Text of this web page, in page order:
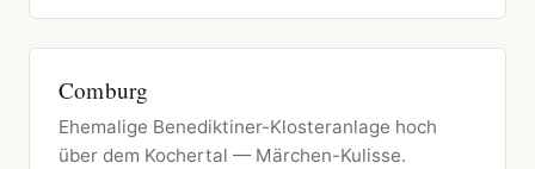
Comburg
Ehemalige Benediktiner-Klosteranlage hoch
über dem Kochertal — Märchen-Kulisse.